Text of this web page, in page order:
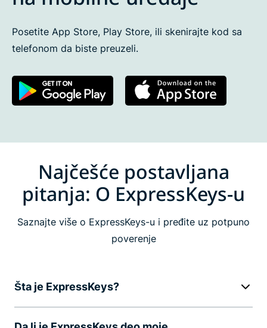
Posetite App Store, Play Store, ili skenirajte kod sa
telefonom da biste preuzeli.
Najčešće postavljana
pitanja: O ExpressKeys-u
Saznajte više o ExpressKeys-u i pređite uz potpuno
poverenje
Šta je ExpressKeys?